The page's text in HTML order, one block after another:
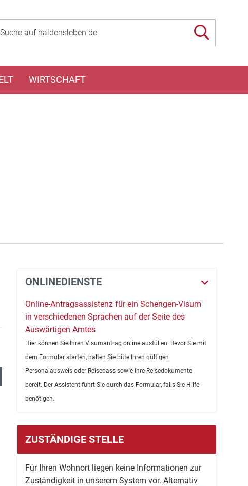
WIRTSCHAFT
ONLINEDIENSTE
Online-Antragsassistenz für ein Schengen-Visum
in verschiedenen Sprachen auf der Seite des
Auswärtigen Amtes
Hier können Sie Ihren Visumantrag online ausfüllen. Bevor Sie mit
dem Formular starten, halten Sie bitte Ihren gültigen
Personalausweis oder Reisepass sowie Ihre Reisedokumente
bereit. Der Assistent führt Sie durch das Formular, falls Sie Hilfe
benötigen.
ZUSTÄNDIGE STELLE
Für Ihren Wohnort liegen keine Informationen zur
Zuständigkeit in unserem System vor. Alternativ